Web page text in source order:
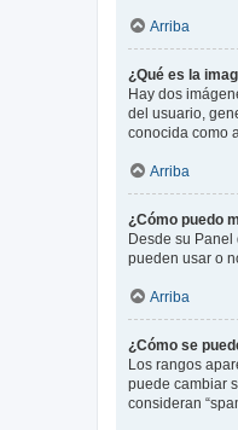
Arriba
¿Qué es la
Hay dos
del usuario,
conocida como
Arriba
¿Cómo puedo
Desde su
pueden usar o
Arriba
¿Cómo se
Los rangos
puede cambiar
consideran